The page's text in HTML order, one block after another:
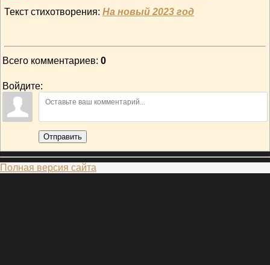
Текст стихотворения: На новый 2023 год
Всего комментариев: 0
Войдите:
Отправить
Полная версия сайта